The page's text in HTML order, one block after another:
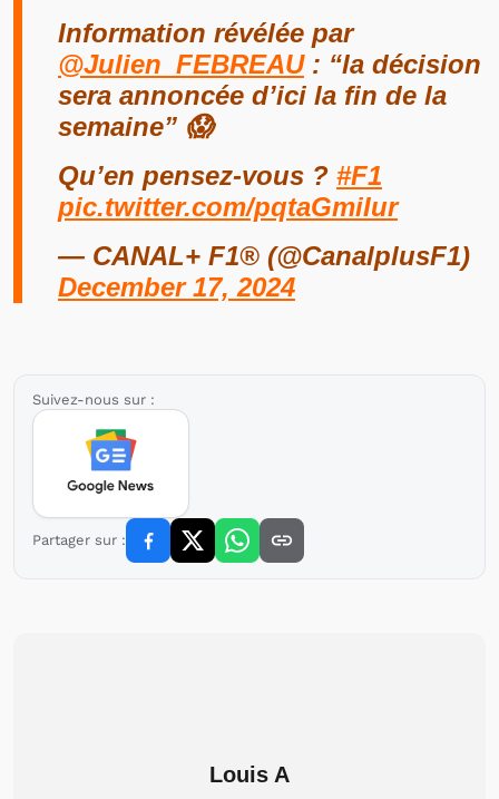
Information révélée par
@Julien_FEBREAU: “la décision
sera annoncée d’ici la fin de la
semaine” 😱
Qu’en pensez-vous ? #F1
pic.twitter.com/pqtaGmiIur
— CANAL+ F1® (@CanalplusF1)
December 17, 2024
Suivez-nous sur :
Partager sur :
Louis A